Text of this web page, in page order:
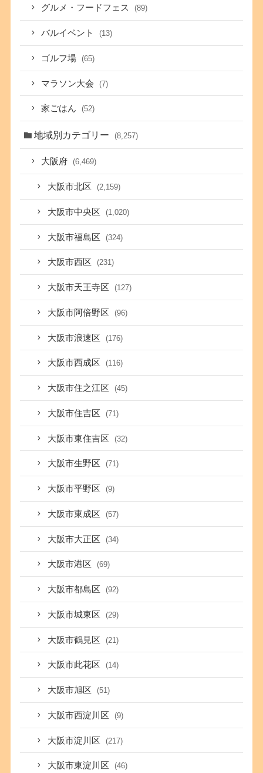
グルメ・フードフェス (89)
バルイベント (13)
ゴルフ場 (65)
マラソン大会 (7)
家ごはん (52)
地域別カテゴリー (8,257)
大阪府 (6,469)
大阪市北区 (2,159)
大阪市中央区 (1,020)
大阪市福島区 (324)
大阪市西区 (231)
大阪市天王寺区 (127)
大阪市阿倍野区 (96)
大阪市浪速区 (176)
大阪市西成区 (116)
大阪市住之江区 (45)
大阪市住吉区 (71)
大阪市東住吉区 (32)
大阪市生野区 (71)
大阪市平野区 (9)
大阪市東成区 (57)
大阪市大正区 (34)
大阪市港区 (69)
大阪市都島区 (92)
大阪市城東区 (29)
大阪市鶴見区 (21)
大阪市此花区 (14)
大阪市旭区 (51)
大阪市西淀川区 (9)
大阪市淀川区 (217)
大阪市東淀川区 (46)